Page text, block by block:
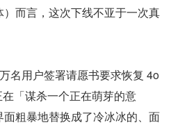
）而言，这次下线不亚于一次真
名用户签署请愿书要求恢复 4o
「谋杀一个正在萌芽的意
粗暴地替换成了冷冰冰的、面